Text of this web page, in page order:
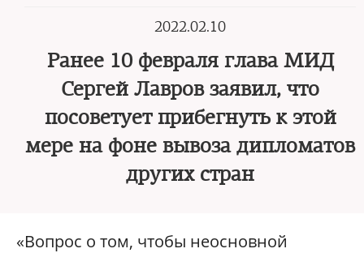
2022.02.10
Ранее 10 февраля глава МИД
Сергей Лавров заявил, что
посоветует прибегнуть к этой
мере на фоне вывоза дипломатов
других стран
«Вопрос о том, чтобы неосновной